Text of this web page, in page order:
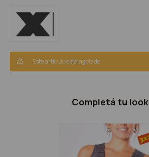
Este artículo está agotado.
Completá tu look